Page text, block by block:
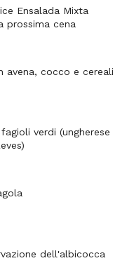
Ensalada Mixta
prossima cena
avena, cocco e cereali
verdi (ungherese
dell'albicocca